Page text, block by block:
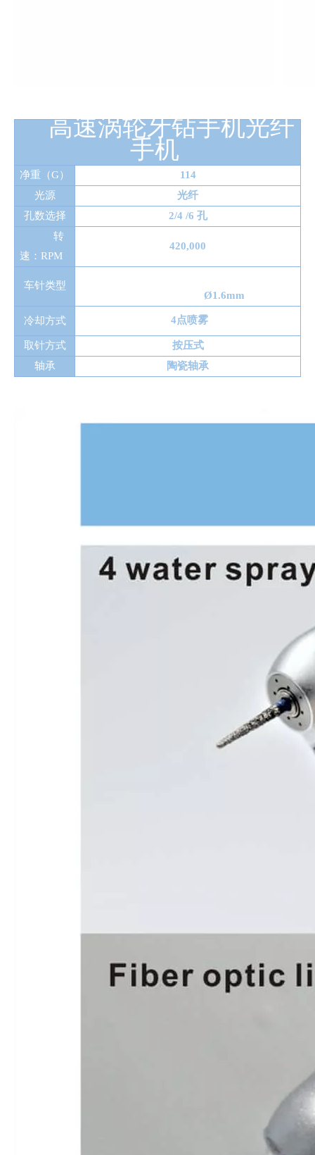
高速涡轮牙钻手机光纤
手机
净重（G）
114
光源
光纤
孔数选择
2/4 /6 孔
转
速：RPM
420,000
车针类型
Ø1.6mm
冷却方式 4点喷雾
取针方式
按压式
轴承
陶瓷轴承